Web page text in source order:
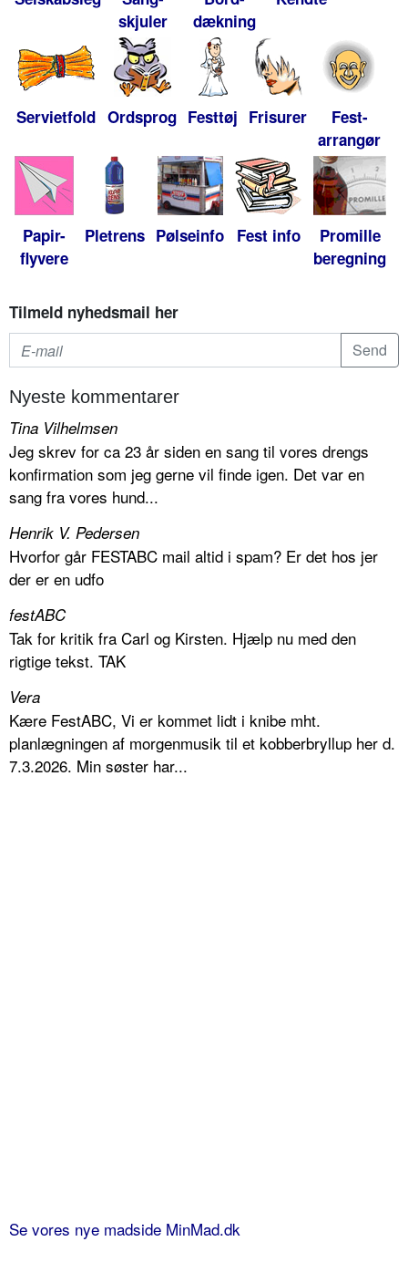
skjuler
dækning
Servietfold Ordsprog Festtøj Frisurer
Fest-
arrangør
Papir-
flyvere
Pletrens Pølseinfo Fest info
Promille
beregning
Tilmeld nyhedsmail her
Nyeste kommentarer
Tina Vilhelmsen
Jeg skrev for ca 23 år siden en sang til vores drengs
konfirmation som jeg gerne vil finde igen. Det var en
sang fra vores hund...
Henrik V. Pedersen
Hvorfor går FESTABC mail altid i spam? Er det hos jer
der er en udfo
festABC
Tak for kritik fra Carl og Kirsten. Hjælp nu med den
rigtige tekst. TAK
Vera
Kære FestABC, Vi er kommet lidt i knibe mht.
planlægningen af morgenmusik til et kobberbryllup her d.
7.3.2026. Min søster har...
Se vores nye madside MinMad.dk